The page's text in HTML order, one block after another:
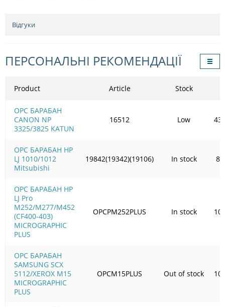
Відгуки
ПЕРСОНАЛЬНІ РЕКОМЕНДАЦІЇ
Product
OPC БАРАБАН
CANON NP
3325/3825 KATUN
OPC БАРАБАН HP
LJ 1010/1012
Mitsubishi
OPC БАРАБАН HP
LJ Pro
M252/M277/M452
(CF400-403)
MICROGRAPHIC
PLUS
OPC БАРАБАН
SAMSUNG SCX
5112/XEROX M15
MICROGRAPHIC
PLUS
Article Stock
16512 Low
19842(19342)(19106) In stock
OPCPM252PLUS In stock
OPCM15PLUS Out of stock